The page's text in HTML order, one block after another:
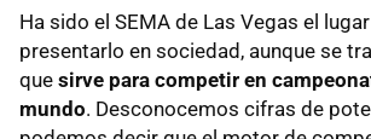
Ha sido el SEMA de Las Vegas el
presentarlo en sociedad, aunque se
que sirve para competir en
mundo. Desconocemos cifras de